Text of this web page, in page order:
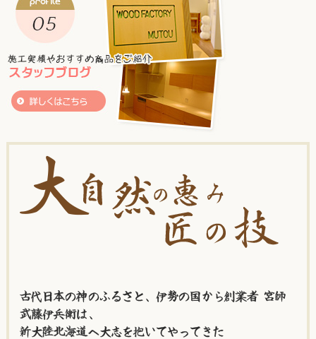
古代日本の神のふるさと、伊勢の国から創業者 宮師
武藤伊兵衛は、
新大陸北海道へ大志を抱いてやってきた